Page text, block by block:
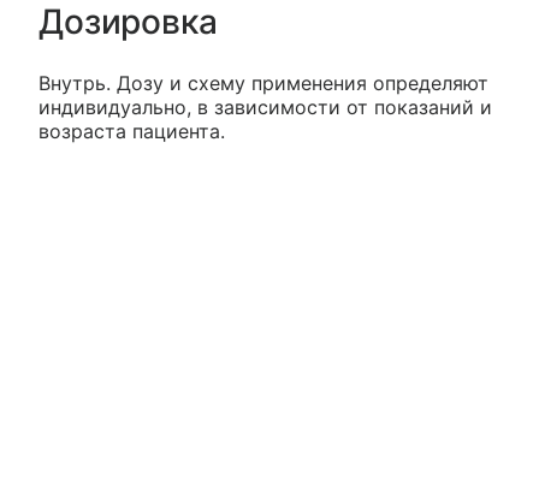
Дозировка
Внутрь. Дозу и схему применения определяют
индивидуально, в зависимости от показаний и
возраста пациента.